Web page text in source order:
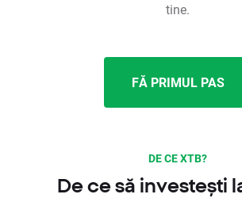
tine.
FĂ PRIMUL PAS
DE CE XTB?
De ce să investești